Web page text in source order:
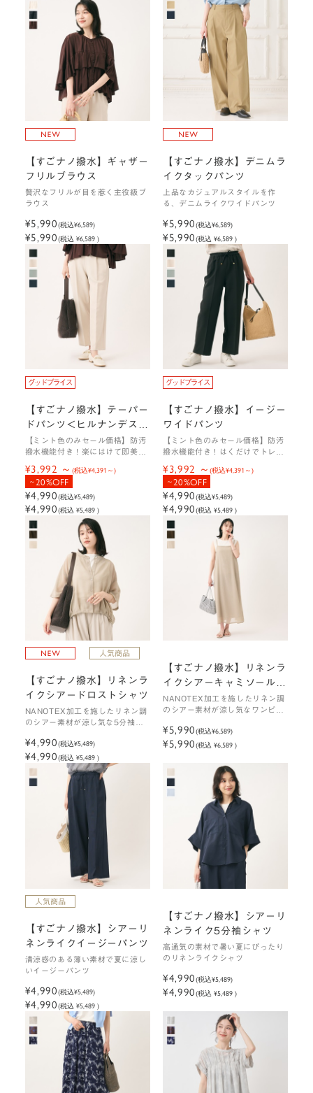
【すごナノ撥水】ギャザー
フリルブラウス
贅沢なフリルが目を惹く主役級ブ
ラウス
¥5,990(税込¥6,589)
¥5,990(税込 ¥6,589 )
【すごナノ撥水】デニムラ
イクタックパンツ
上品なカジュアルスタイルを作
る、デニムライクワイドパンツ
¥5,990(税込¥6,589)
¥5,990(税込 ¥6,589 )
【すごナノ撥水】テーパー
ドパンツ＜ヒルナンデス！
で紹介されました＞
【ミント色のみセール価格】防汚
撥水機能付き！楽にはけて即美脚
¥3,992 (税込¥4,391 )
20%OFF
¥4,990(税込¥5,489)
¥4,990(税込 ¥5,489 )
【すごナノ撥水】イージー
ワイドパンツ
【ミント色のみセール価格】防汚
撥水機能付き！はくだけでトレン
¥3,992 (税込¥4,391 )
20%OFF
¥4,990(税込¥5,489)
¥4,990(税込 ¥5,489 )
【すごナノ撥水】リネンラ
イクシアードロストシャツ
NANOTEX加工を施したリネン調
のシアー素材が涼し気な5分袖シ
¥4,990(税込¥5,489)
¥4,990(税込 ¥5,489 )
【すごナノ撥水】リネンラ
イクシアーキャミソールワ
ンピース
NANOTEX加工を施したリネン調
のシアー素材が涼し気なワンピー
¥5,990(税込¥6,589)
¥5,990(税込 ¥6,589 )
【すごナノ撥水】シアーリ
ネンライクイージーパンツ
清涼感のある薄い素材で夏に涼し
いイージーパンツ
¥4,990(税込¥5,489)
¥4,990(税込 ¥5,489 )
【すごナノ撥水】シアーリ
ネンライク5分袖シャツ
高通気の素材で暑い夏にぴったり
のリネンライクシャツ
¥4,990(税込¥5,489)
¥4,990(税込 ¥5,489 )